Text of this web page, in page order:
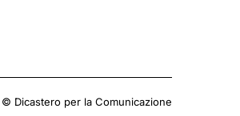
Dicastero per la Comunicazione